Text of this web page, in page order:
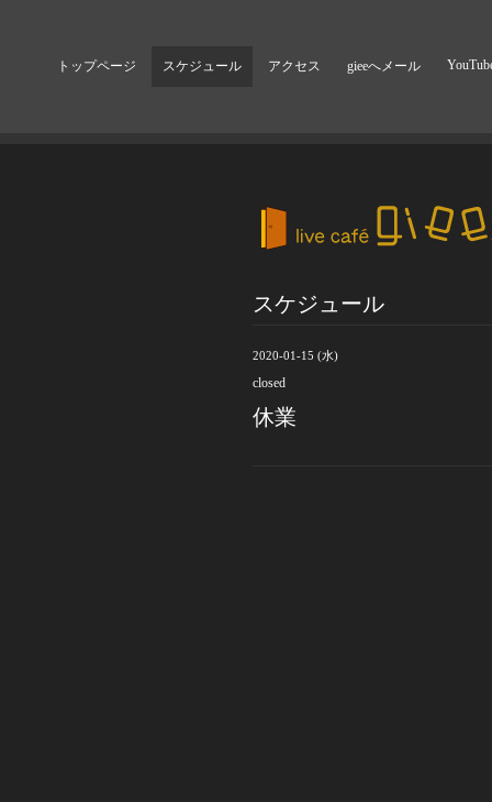
トップページ スケジュール アクセス gieeへメール
スケジュール
2020-01-15 (水)
closed
休業